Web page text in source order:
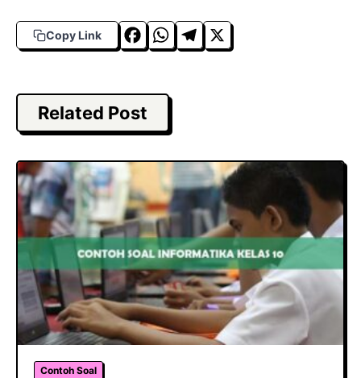
Copy Link
F
c
e
b
o
o
k
W
a
s
A
p
p
T
a
m
X
Related Post
Contoh Soal